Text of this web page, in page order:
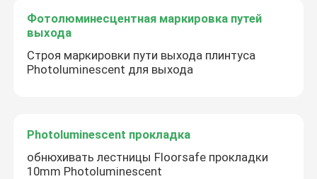
Фотолюминесцентная маркировка путей
выхода
Строя маркировки пути выхода плинтуса
Photoluminescent для выхода
Photoluminescent прокладка
обнюхивать лестницы Floorsafe прокладки
10mm Photoluminescent